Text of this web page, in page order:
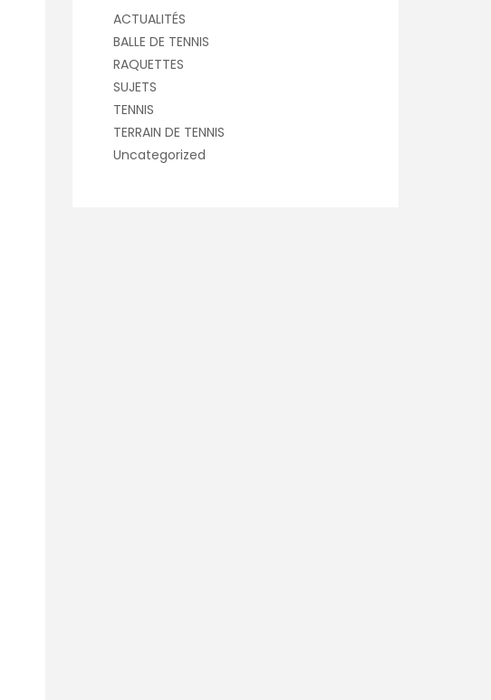
ACTUALITÉS
BALLE DE TENNIS
RAQUETTES
SUJETS
TENNIS
TERRAIN DE TENNIS
Uncategorized